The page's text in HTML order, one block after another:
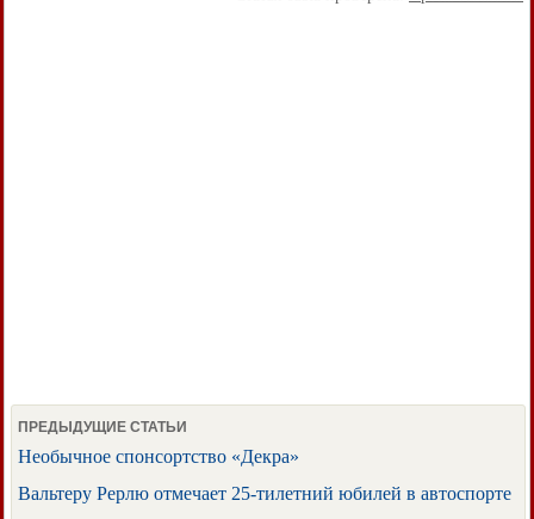
ПРЕДЫДУЩИЕ СТАТЬИ
Необычное спонсортство «Декра»
Вальтеру Рерлю отмечает 25-тилетний юбилей в автоспорте